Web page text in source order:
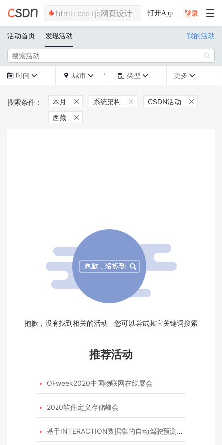
打开App
活动首页 发现活动 我的活动

 时间   城市   类型  更多 
本月  系统架构  CSDN活动 
西藏 
抱歉，没有找到相关的活动，您可以尝试其它关键词搜索
推荐活动
 OFweek2020中国物联网在线展会
 2020软件定义存储峰会
 基于INTERACTION数据集的自动驾驶预测模型挑战赛